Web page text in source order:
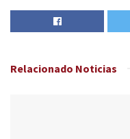
Relacionado Noticias